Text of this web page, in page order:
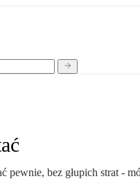
pewnie, bez głupich strat -